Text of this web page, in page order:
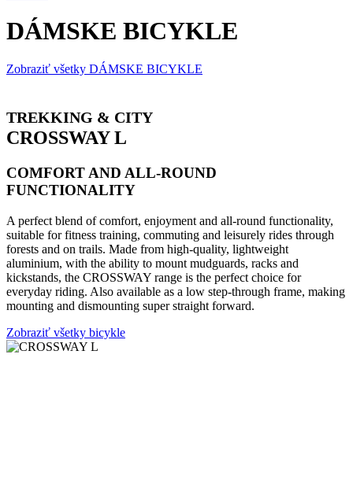
DÁMSKE BICYKLE
Zobraziť všetky DÁMSKE BICYKLE
TREKKING & CITY
CROSSWAY L
COMFORT AND ALL-ROUND
FUNCTIONALITY
A perfect blend of comfort, enjoyment and all-round functionality,
suitable for fitness training, commuting and leisurely rides through
forests and on trails. Made from high-quality, lightweight
aluminium, with the ability to mount mudguards, racks and
kickstands, the CROSSWAY range is the perfect choice for
everyday riding. Also available as a low step-through frame, making
mounting and dismounting super straight forward.
Zobraziť všetky bicykle